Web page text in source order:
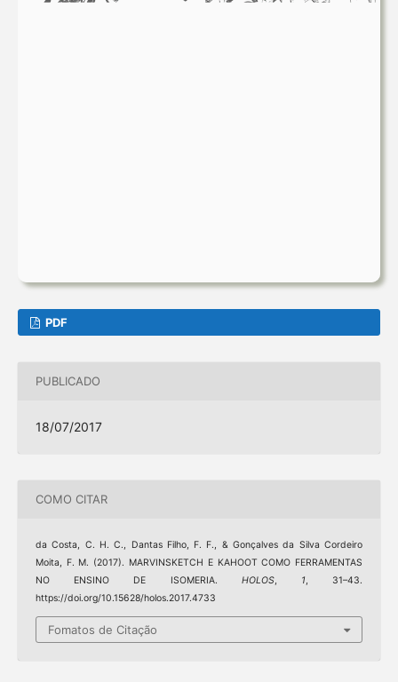
PDF
PUBLICADO
18/07/2017
COMO CITAR
da Costa, C. H. C., Dantas Filho, F. F., & Gonçalves da Silva Cordeiro
Moita, F. M. (2017). MARVINSKETCH E KAHOOT COMO FERRAMENTAS
NO ENSINO DE ISOMERIA. HOLOS, 1, 31–43.
https://doi.org/10.15628/holos.2017.4733
Fomatos de Citação